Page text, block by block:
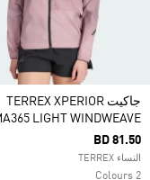
جاكيت TERREX XPERIOR
LIGHT WINDWEAVE
BD 81.50
النساء TERREX
2 Colours